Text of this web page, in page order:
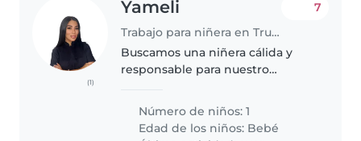
(1)
Yameli
Trabajo para niñera en Trujillo
7
Buscamos una niñera cálida y
responsable para nuestro
guste trabajar con bebés
tranquilos y juguetones, y esté
cómoda con mascotas, cocinar y
Número de niños: 1
Edad de los niños: Bebé